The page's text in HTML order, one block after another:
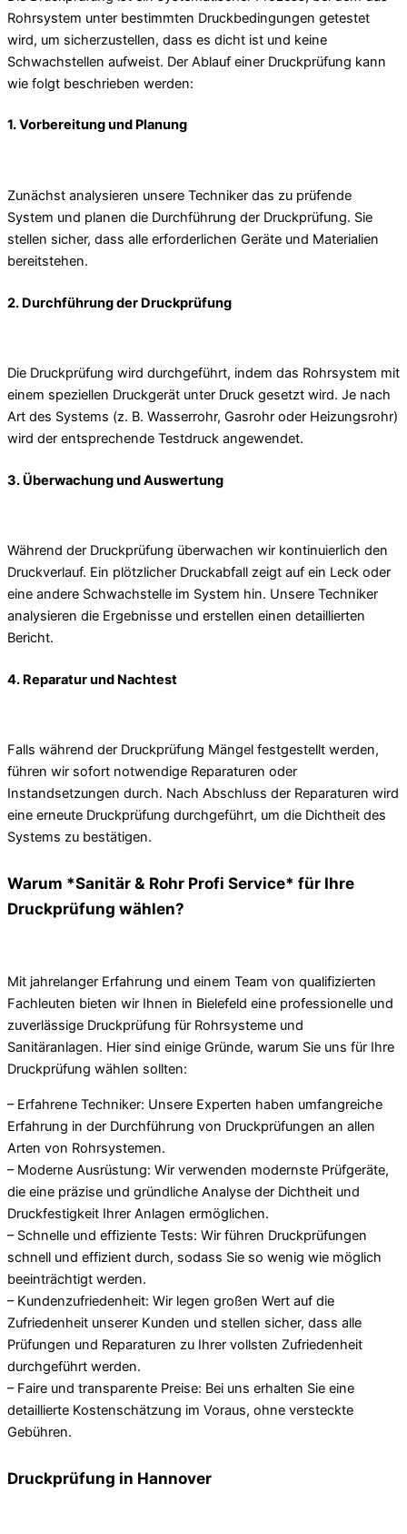
Rohrsystem unter bestimmten Druckbedingungen getestet
wird, um sicherzustellen, dass es dicht ist und keine
Schwachstellen aufweist. Der Ablauf einer Druckprüfung kann
wie folgt beschrieben werden:
1. Vorbereitung und Planung
Zunächst analysieren unsere Techniker das zu prüfende
System und planen die Durchführung der Druckprüfung. Sie
stellen sicher, dass alle erforderlichen Geräte und Materialien
bereitstehen.
2. Durchführung der Druckprüfung
Die Druckprüfung wird durchgeführt, indem das Rohrsystem mit
einem speziellen Druckgerät unter Druck gesetzt wird. Je nach
Art des Systems (z. B. Wasserrohr, Gasrohr oder Heizungsrohr)
wird der entsprechende Testdruck angewendet.
3. Überwachung und Auswertung
Während der Druckprüfung überwachen wir kontinuierlich den
Druckverlauf. Ein plötzlicher Druckabfall zeigt auf ein Leck oder
eine andere Schwachstelle im System hin. Unsere Techniker
analysieren die Ergebnisse und erstellen einen detaillierten
Bericht.
4. Reparatur und Nachtest
Falls während der Druckprüfung Mängel festgestellt werden,
führen wir sofort notwendige Reparaturen oder
Instandsetzungen durch. Nach Abschluss der Reparaturen wird
eine erneute Druckprüfung durchgeführt, um die Dichtheit des
Systems zu bestätigen.
Warum *Sanitär & Rohr Profi Service* für Ihre
Druckprüfung wählen?
Mit jahrelanger Erfahrung und einem Team von qualifizierten
Fachleuten bieten wir Ihnen in Bielefeld eine professionelle und
zuverlässige Druckprüfung für Rohrsysteme und
Sanitäranlagen. Hier sind einige Gründe, warum Sie uns für Ihre
Druckprüfung wählen sollten:
– Erfahrene Techniker: Unsere Experten haben umfangreiche
Erfahrung in der Durchführung von Druckprüfungen an allen
Arten von Rohrsystemen.
– Moderne Ausrüstung: Wir verwenden modernste Prüfgeräte,
die eine präzise und gründliche Analyse der Dichtheit und
Druckfestigkeit Ihrer Anlagen ermöglichen.
– Schnelle und effiziente Tests: Wir führen Druckprüfungen
schnell und effizient durch, sodass Sie so wenig wie möglich
beeinträchtigt werden.
– Kundenzufriedenheit: Wir legen großen Wert auf die
Zufriedenheit unserer Kunden und stellen sicher, dass alle
Prüfungen und Reparaturen zu Ihrer vollsten Zufriedenheit
durchgeführt werden.
– Faire und transparente Preise: Bei uns erhalten Sie eine
detaillierte Kostenschätzung im Voraus, ohne versteckte
Gebühren.
Druckprüfung in Hannover